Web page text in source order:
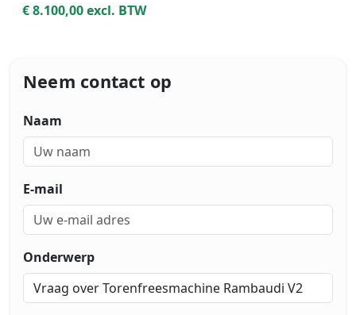
€ 8.100,00 excl. BTW
Neem contact op
Naam
E-mail
Onderwerp